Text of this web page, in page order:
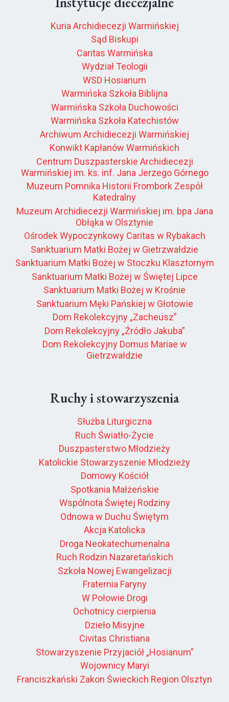
Kuria Archidiecezji Warmińskiej
Sąd Biskupi
Caritas Warmińska
Wydział Teologii
WSD Hosianum
Warmińska Szkoła Biblijna
Warmińska Szkoła Duchowości
Warmińska Szkoła Katechistów
Archiwum Archidiecezji Warmińskiej
Konwikt Kapłanów Warmińskich
Centrum Duszpasterskie Archidiecezji
Warmińskiej im. ks. inf. Jana Jerzego Górnego
Muzeum Pomnika Historii Frombork Zespół
Katedralny
Muzeum Archidiecezji Warmińskiej im. bpa Jana
Obłąka w Olsztynie
Ośrodek Wypoczynkowy Caritas w Rybakach
Sanktuarium Matki Bożej w Gietrzwałdzie
Sanktuarium Matki Bożej w Stoczku Klasztornym
Sanktuarium Matki Bożej w Świętej Lipce
Sanktuarium Matki Bożej w Krośnie
Sanktuarium Męki Pańskiej w Głotowie
Dom Rekolekcyjny „Zacheusz”
Dom Rekolekcyjny „Źródło Jakuba”
Dom Rekolekcyjny Domus Mariae w
Gietrzwałdzie
Ruchy i stowarzyszenia
Służba Liturgiczna
Ruch Światło-Życie
Duszpasterstwo Młodzieży
Katolickie Stowarzyszenie Młodzieży
Domowy Kościół
Spotkania Małżeńskie
Wspólnota Świętej Rodziny
Odnowa w Duchu Świętym
Akcja Katolicka
Droga Neokatechumenalna
Ruch Rodzin Nazaretańskich
Szkoła Nowej Ewangelizacji
Fraternia Faryny
W Połowie Drogi
Ochotnicy cierpienia
Dzieło Misyjne
Civitas Christiana
Stowarzyszenie Przyjaciół „Hosianum”
Wojownicy Maryi
Franciszkański Zakon Świeckich Region Olsztyn